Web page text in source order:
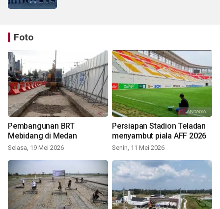
Foto
Pembangunan BRT
Mebidang di Medan
Selasa, 19 Mei 2026
Persiapan Stadion Teladan
menyambut piala AFF 2026
Senin, 11 Mei 2026